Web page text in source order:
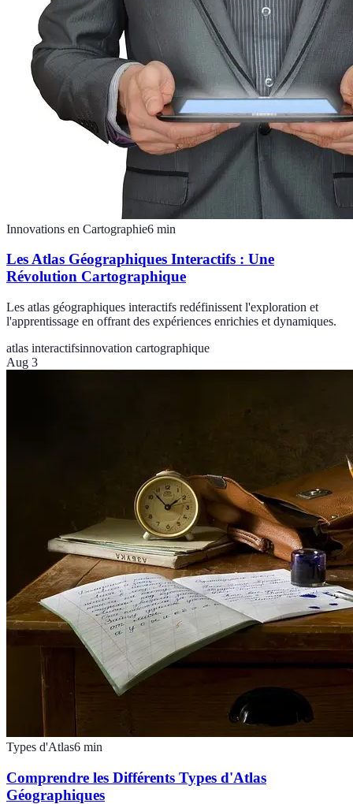
Innovations en Cartographie6 min
Les Atlas Géographiques Interactifs : Une
Révolution Cartographique
Les atlas géographiques interactifs redéfinissent l'exploration et
l'apprentissage en offrant des expériences enrichies et dynamiques.
atlas interactifsinnovation cartographique
Aug 3
Types d'Atlas6 min
Comprendre les Différents Types d'Atlas
Géographiques